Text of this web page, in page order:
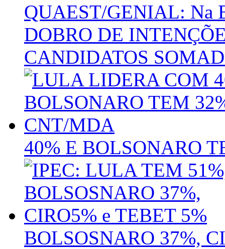
QUAEST/GENIAL:
DOBRO DE
CANDIDATOS
40% E BOLSONARO
BOLSOSNARO 37%,